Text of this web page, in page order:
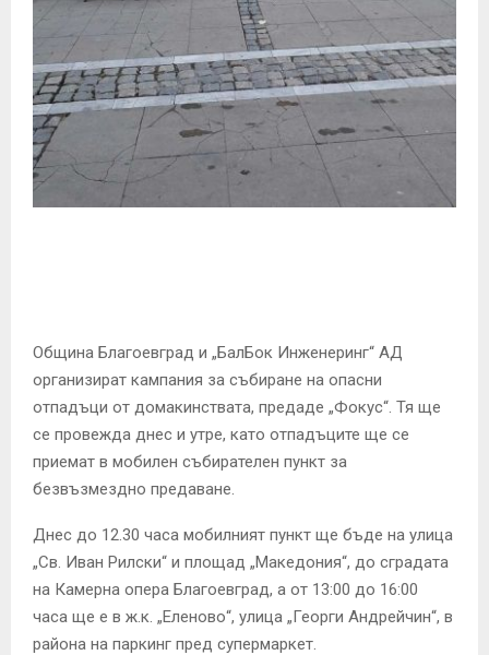
Община Благоевград и „БалБок Инженеринг“ АД
организират кампания за събиране на опасни
отпадъци от домакинствата, предаде „Фокус“. Тя ще
се провежда днес и утре, като отпадъците ще се
приемат в мобилен събирателен пункт за
безвъзмездно предаване.
Днес до 12.30 часа мобилният пункт ще бъде на улица
„Св. Иван Рилски“ и площад „Македония“, до сградата
на Камерна опера Благоевград, а от 13:00 до 16:00
часа ще е в ж.к. „Еленово“, улица „Георги Андрейчин“, в
района на паркинг пред супермаркет.